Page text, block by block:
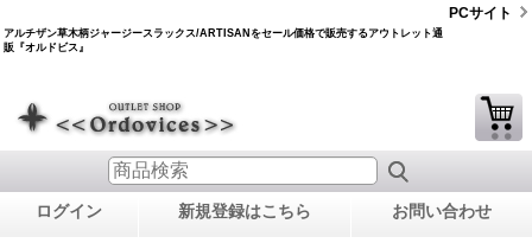
アルチザン草木柄ジャージースラックス/ARTISANをセール価格で販売するアウトレット通
販『オルドビス』
PCサイト
ログイン 新規登録はこちら お問い合わせ